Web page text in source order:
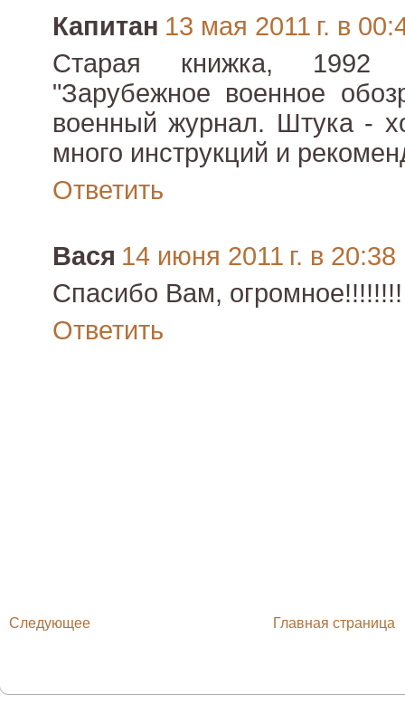
Капитан 13 мая 2011 г. в
Старая книжка, 1992
"Зарубежное военное
военный журнал. Штука -
много инструкций и
Ответить
Вася 14 июня 2011 г. в 20:38
Спасибо Вам, огромное!!!!!!!!
Ответить
Следующее Главная страница